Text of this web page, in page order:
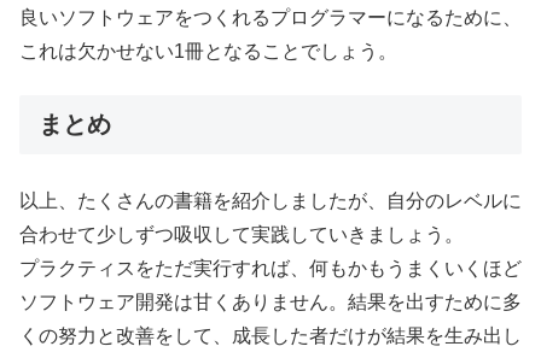
良いソフトウェアをつくれるプログラマーになるために、
これは欠かせない1冊となることでしょう。
まとめ
以上、たくさんの書籍を紹介しましたが、自分のレベルに
合わせて少しずつ吸収して実践していきましょう。
プラクティスをただ実行すれば、何もかもうまくいくほど
ソフトウェア開発は甘くありません。結果を出すために多
くの努力と改善をして、成長した者だけが結果を生み出し